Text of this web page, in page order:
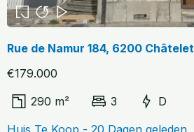
Rue de Namur 184, 6200 Châtelet
€179.000
290 m²
3
D
Huis Te Koop - 20 Dagen geleden